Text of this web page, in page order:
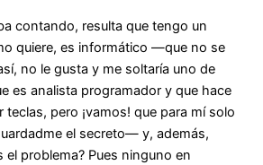
contando, resulta que tengo un
quiere, es informático —que no se
no le gusta y me soltaría uno de
es analista programador y que hace
teclas, pero ¡vamos! que para mí solo
el secreto— y, además,
el problema? Pues ninguno en